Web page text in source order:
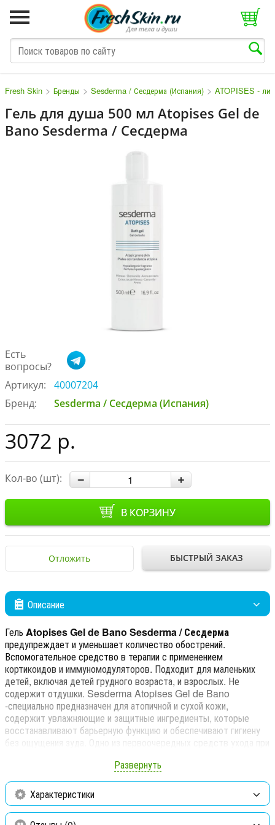
Fresh Skin > Бренды > Sesderma / Сесдерма (Испания) > ATOPISES -
Гель для душа 500 мл Atopises Gel de
Bano Sesderma / Сесдерма
Есть
вопросы?
Артикул:
40007204
Бренд:
Sesderma / Сесдерма (Испания)
3072 р.
Кол-во (шт):
В КОРЗИНУ
Отложить БЫСТРЫЙ ЗАКАЗ
Описание
Гель Atopises Gel de Bano Sesderma / Сесдерма
предупреждает и уменьшает количество обострений.
Вспомогательное средство в терапии с применением
кортикоидов и иммуномодуляторов. Подходит для маленьких
детей, включая детей грудного возраста, и взрослых. Не
содержит отдушки. Sesderma Atopises Gel de Bano
-специально предназначен для атопичной и сухой кожи,
содержит увлажняющие и защитные ингредиенты, которые
восстанавливают барьерную функцию и обеспечивают гигиену
без ощущения зуда. Одно из первоочередных средств ухода при
хронических дерматитах, связанных с ксерозом.
Предупреждает и уменьшает проявления заболевания.
Показания к применению:
Атопический дерматит. Реактивная
и сухая кожа. Хронический дерматит, связанный с ксерозом
Развернуть
Характеристики